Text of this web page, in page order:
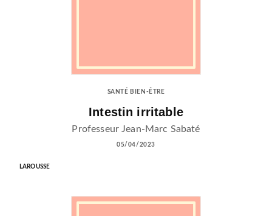
SANTÉ BIEN-ÊTRE
Intestin irritable
Professeur Jean-Marc Sabaté
05/04/2023
LAROUSSE